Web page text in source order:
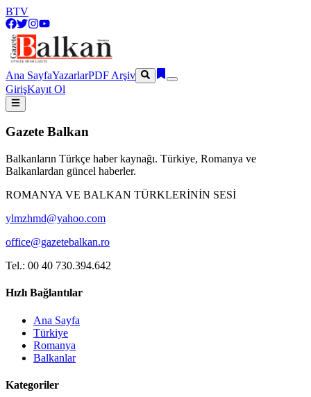
BTV
Ana SayfaYazarlarPDF Arşiv
GirişKayıt Ol
Gazete Balkan
Balkanların Türkçe haber kaynağı. Türkiye, Romanya ve
Balkanlardan güncel haberler.
ROMANYA VE BALKAN TÜRKLERİNİN SESİ
ylmzhmd@yahoo.com
office@gazetebalkan.ro
Tel.: 00 40 730.394.642
Hızlı Bağlantılar
Ana Sayfa
Türkiye
Romanya
Balkanlar
Kategoriler